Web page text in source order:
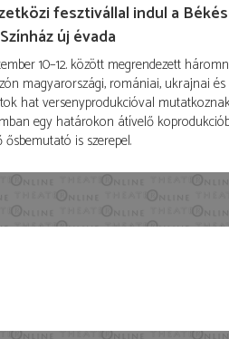
fesztivállal indul a
új évada
10–12. között megrendezett
magyarországi, romániai, ukrajnai és
hat versenyprodukcióval
egy határokon átívelő
ősbemutató is szerepel.